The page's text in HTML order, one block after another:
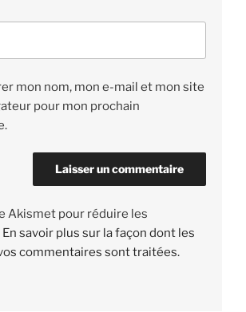
mon nom, mon e-mail et mon site
pour mon prochain
Akismet pour réduire les
En savoir plus sur la façon dont les
commentaires sont traitées.